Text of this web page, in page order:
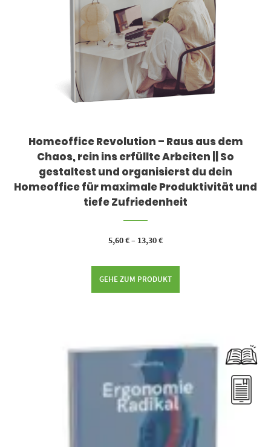
Homeoffice Revolution – Raus aus dem
Chaos, rein ins erfüllte Arbeiten || So
gestaltest und organisierst du dein
Homeoffice für maximale Produktivität und
tiefe Zufriedenheit
5,60€– 13,30€
GEHE ZUM PRODUKT